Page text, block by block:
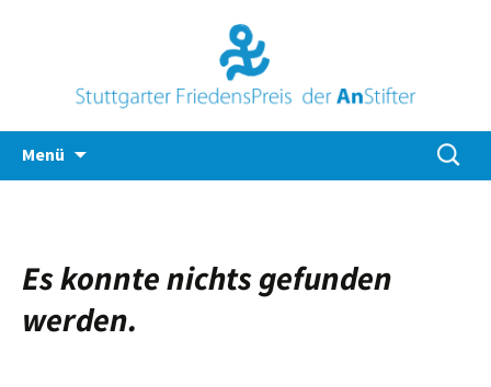
Menü
Zum
Inhalt
nach:
Es konnte nichts gefunden
werden.